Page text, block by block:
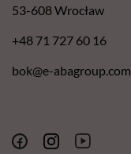
53-608 Wrocław
+48 71 727 60 16
bok@e-abagroup.com